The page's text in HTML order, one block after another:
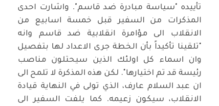
تأييده "سياسة مبادرة ضد قاسم". واشارت احدى
المذكرات من السفير قبل خمسة اسابيع من
الانقلاب الى مؤامرة انقلابية ضد قاسم وانه
"تلقينا تأكيداً بأن الخطة جرى الاعداد لها بتفصيل
وان اسماء كل اولئك الذين سيحتلون مناصب
رئيسة قد تم اختيارها". لكن هذه المذكرة لا تلمح الى
ان عبد السلام عارف، الذي تولى في النهاية قيادة
الانقلاب، سيكون زعيمه. كما يلفت السفير الى